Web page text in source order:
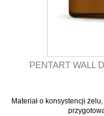
PENTART WALL
Materiał o konsystencji